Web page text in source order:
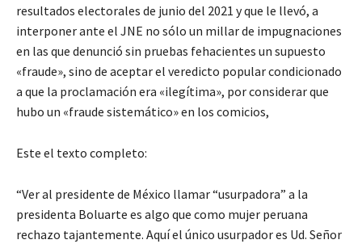
resultados electorales de junio del 2021 y que le llevó, a
interponer ante el JNE no sólo un millar de impugnaciones
en las que denunció sin pruebas fehacientes un supuesto
«fraude», sino de aceptar el veredicto popular condicionado
a que la proclamación era «ilegítima», por considerar que
hubo un «fraude sistemático» en los comicios,
Este el texto completo:
“Ver al presidente de México llamar “usurpadora” a la
presidenta Boluarte es algo que como mujer peruana
rechazo tajantemente. Aquí el único usurpador es Ud. Señor